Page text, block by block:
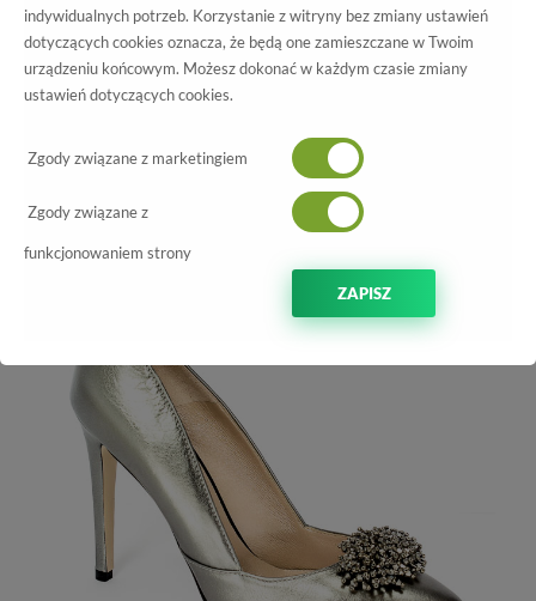
Wszystkie produkty
DCH377-Q24-0028-04 Melania 1M
indywidualnych potrzeb. Korzystanie z witryny bez zmiany ustawień
dotyczących cookies oznacza, że będą one zamieszczane w Twoim
urządzeniu końcowym. Możesz dokonać w każdym czasie zmiany
ustawień dotyczących cookies.
Zgody związane z marketingiem
Zgody związane z
funkcjonowaniem strony
ZAPISZ